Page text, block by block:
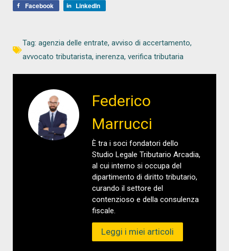
Facebook LinkedIn
Tag: agenzia delle entrate, avviso di accertamento,
avvocato tributarista, inerenza, verifica tributaria
Federico
Marrucci
È tra i soci fondatori dello
Studio Legale Tributario Arcadia,
al cui interno si occupa del
dipartimento di diritto tributario,
curando il settore del
contenzioso e della consulenza
fiscale.
Leggi i miei articoli